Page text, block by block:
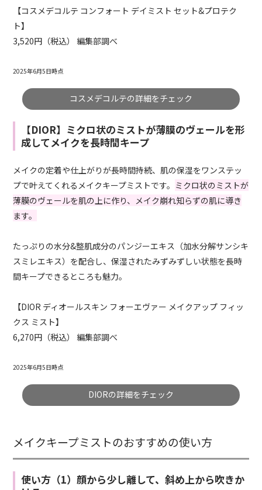
【コスメデコルテ コンフォート デイミスト セット&プロテク
ト】
3,520円（税込） 編集部調べ
2025年6月5日時点
コスメデコルテの詳細をチェック
【DIOR】ミクロ状のミストが薄膜のヴェールを形
成してメイクを長時間キープ
メイクの定着や仕上がりが長時間持続、肌の保湿をワンステッ
プで叶えてくれるメイクキープミストです。 ミクロ状のミストが
薄膜のヴェールを肌の上に作り、メイク崩れ知らずの肌に導き
ます。
たっぷりの水分&整肌成分のパンジーエキス（加水分解サンシキ
スミレエキス）を配合し、保湿されたみずみずしい状態を長時
間キープできるところも魅力。
【DIOR ディオールスキン フォーエヴァー メイクアップ フィッ
クス ミスト】
6,270円（税込） 編集部調べ
2025年6月5日時点
DIORの詳細をチェック
メイクキープミストのおすすめの使い方
使い方（1）顔から少し離して、斜め上から吹きか